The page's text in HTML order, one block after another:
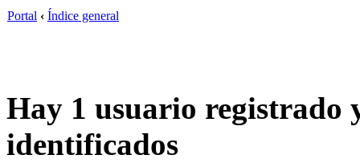
Portal ‹ Índice general
Hay 1 usuario registrado
identificados